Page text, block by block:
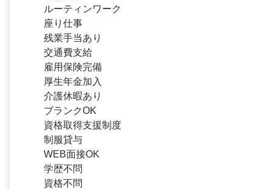
ルーティンワーク
座り仕事
残業手当あり
交通費支給
雇用保険完備
厚生年金加入
介護休暇あり
ブランクOK
資格取得支援制度
制服貸与
WEB面接OK
学歴不問
資格不問